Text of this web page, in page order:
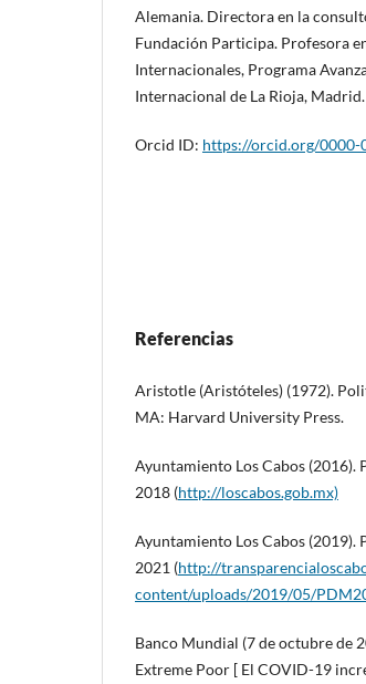
Alemania. Directora en la
Fundación Participa. Profesora
Internacionales, Programa
Internacional de La Rioja,
Orcid ID: https://orcid.org/0000-
Referencias
Aristotle (Aristóteles) (1972).
MA: Harvard University Press.
Ayuntamiento Los Cabos
2018 (http://loscabos.gob.mx)
Ayuntamiento Los Cabos
2021 (http://
content/uploads/2019/05/
Banco Mundial (7 de octubre de
Extreme Poor [ El COVID-19